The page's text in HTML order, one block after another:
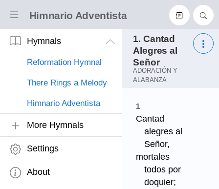
Himnario Adventista
Hymnals
Reformation Hymnal
There Rings a Melody
Himnario Adventista
More Hymnals
Settings
About
1. Cantad
Alegres al
Señor
ADORACIÓN Y
ALABANZA
Cantad
alegres al
Señor,
mortales
todos por
doquier;